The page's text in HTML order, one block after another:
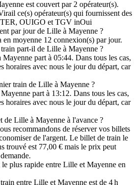
est couvert par 2 opérateur(s).
ce(s) opérateur(s) qui fournissent des
TER, OUIGO et TGV inOui
par jour de Lille à Mayenne ?
moyenne 12 connexion(s) par jour.
part-il de Lille à Mayenne ?
part à 05:44. Dans tous les cas,
horaires avec nous le jour du départ, car
train de Lille à Mayenne ?
part à 13:12. Dans tous les cas,
horaires avec nous le jour du départ, car
de Lille à Mayenne à l'avance ?
recommandons de réserver vos billets
de l'argent. Le billet de train le
trouvé est 77,00 € mais le prix peut
plus rapide entre Lille et Mayenne en
entre Lille et Mayenne est de 4 h